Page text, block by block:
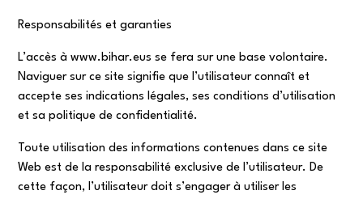
Responsabilités et garanties
L’accès à www.bihar.eus se fera sur une base volontaire.
Naviguer sur ce site signifie que l’utilisateur connaît et
accepte ses indications légales, ses conditions d’utilisation
et sa politique de confidentialité.
Toute utilisation des informations contenues dans ce site
Web est de la responsabilité exclusive de l’utilisateur. De
cette façon, l’utilisateur doit s’engager à utiliser les